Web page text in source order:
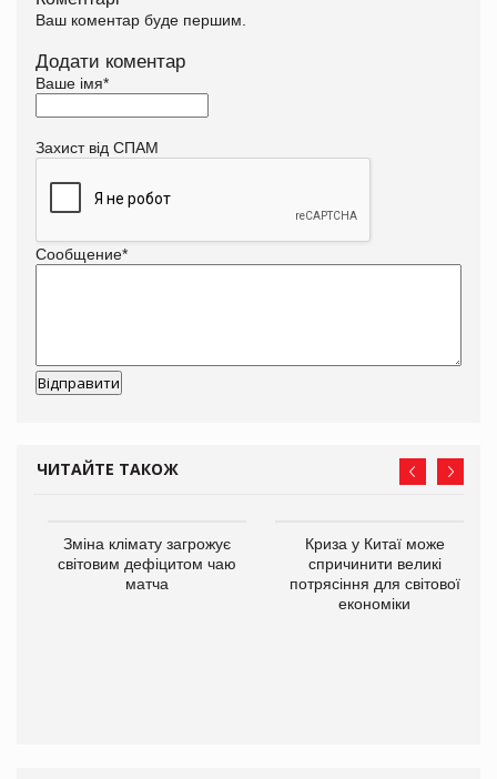
Ваш коментар буде першим.
Додати коментар
Ваше імя*
Захист від СПАМ
Сообщение*
ЧИТАЙТЕ ТАКОЖ
Зміна клімату загрожує
світовим дефіцитом чаю
матча
Криза у Китаї може
спричинити великі
потрясіння для світової
економіки